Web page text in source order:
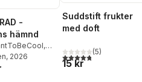
-
hämnd
,
, 2026
Suddstift frukter
med doft
4,8utav 5 stjärnor.
(5)
15 kr